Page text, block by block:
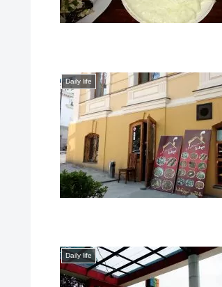
Daily life
Daily life